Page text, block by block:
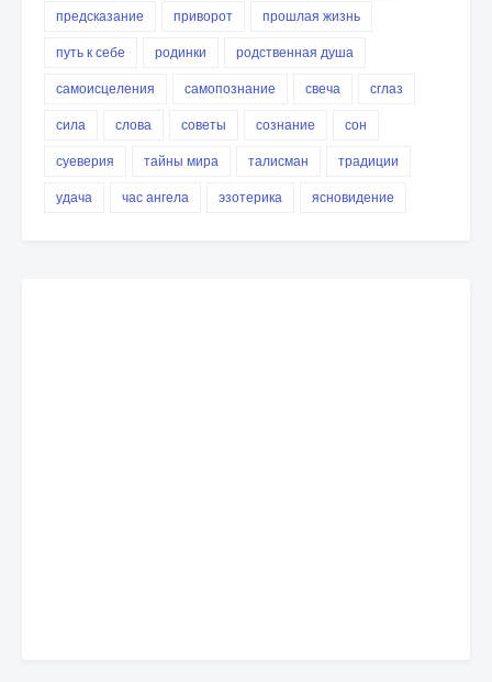
предсказание
приворот
прошлая жизнь
путь к себе
родинки
родственная душа
самоисцеления
самопознание свеча
сглаз
сила
слова советы сознание
сон
суеверия
тайны мира талисман
традиции
удача
час ангела эзотерика ясновидение